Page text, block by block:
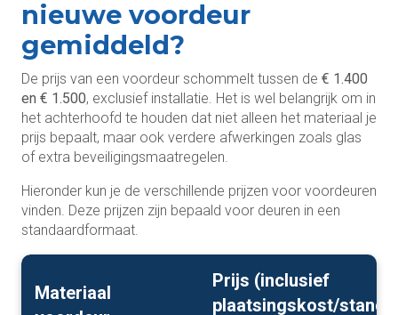
nieuwe voordeur
gemiddeld?
De prijs van een voordeur schommelt tussen de € 1.400
en € 1.500, exclusief installatie. Het is wel belangrijk om in
het achterhoofd te houden dat niet alleen het materiaal je
prijs bepaalt, maar ook verdere afwerkingen zoals glas
of extra beveiligingsmaatregelen.
Hieronder kun je de verschillende prijzen voor voordeuren
vinden. Deze prijzen zijn bepaald voor deuren in een
standaardformaat.
Materiaal
Prijs (inclusief
plaatsingskost/